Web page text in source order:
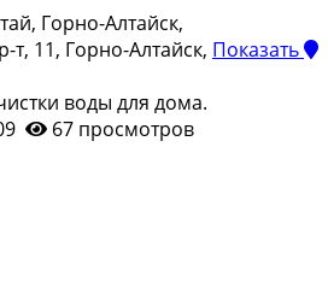
Горно-Алтайск,
11, Горно-Алтайск, Показать
воды для дома.
67 просмотров